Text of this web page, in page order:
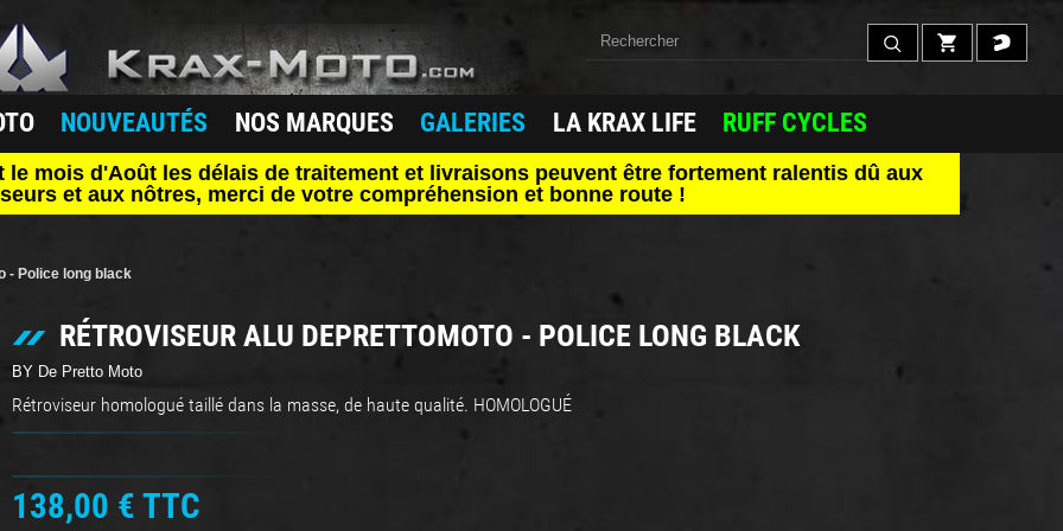
NOUVEAUTÉS NOS MARQUES GALERIES LA KRAX LIFE RUFF CYCLES
le mois d'Août les délais de traitement et livraisons peuvent être fortement ralentis dû aux
et aux nôtres, merci de votre compréhension et bonne route !
- Police long black
RÉTROVISEUR ALU DEPRETTOMOTO - POLICE LONG BLACK
BY De Pretto Moto
Rétroviseur homologué taillé dans la masse, de haute qualité. HOMOLOGUÉ
138,00 € TTC